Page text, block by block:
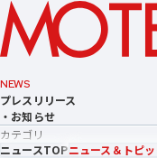
NEWS
プレスリリース
・お知らせ
カテゴリ
ニュースTOPニュース＆トピ